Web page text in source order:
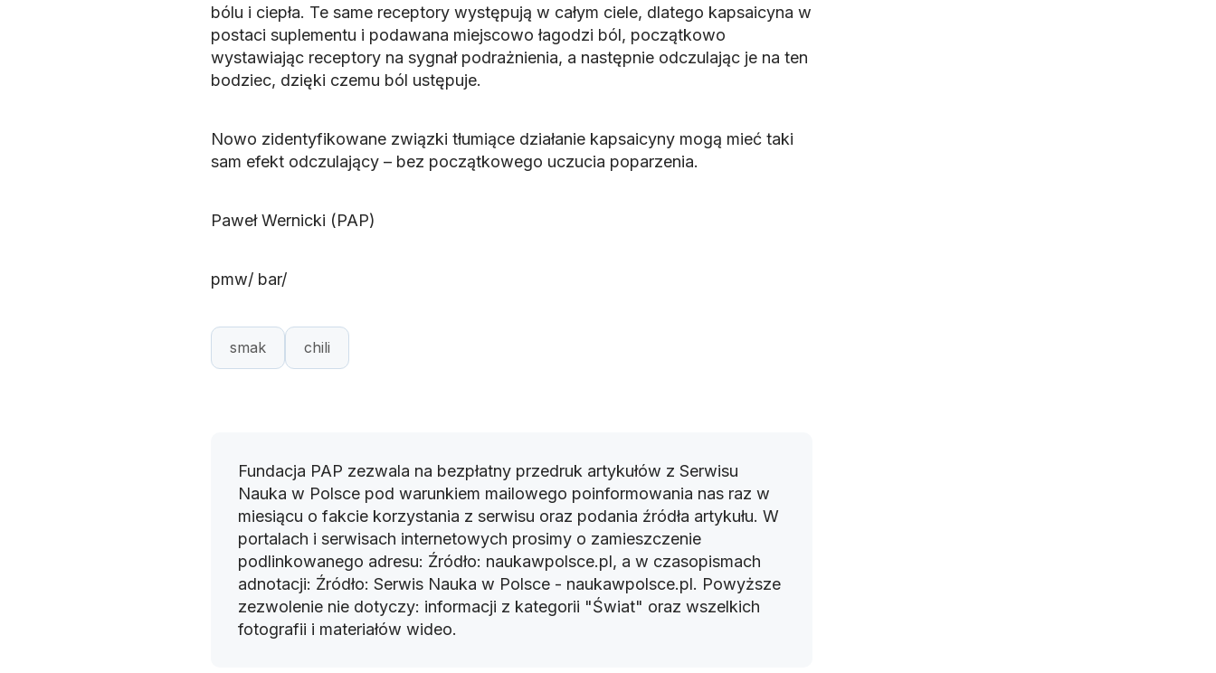
bólu i ciepła. Te same receptory występują w całym ciele, dlatego kapsaicyna w
postaci suplementu i podawana miejscowo łagodzi ból, początkowo
wystawiając receptory na sygnał podrażnienia, a następnie odczulając je na ten
bodziec, dzięki czemu ból ustępuje.
Nowo zidentyfikowane związki tłumiące działanie kapsaicyny mogą mieć taki
sam efekt odczulający – bez początkowego uczucia poparzenia.
Paweł Wernicki (PAP)
pmw/ bar/
smak chili
Fundacja PAP zezwala na bezpłatny przedruk artykułów z Serwisu
Nauka w Polsce pod warunkiem mailowego poinformowania nas raz w
miesiącu o fakcie korzystania z serwisu oraz podania źródła artykułu. W
portalach i serwisach internetowych prosimy o zamieszczenie
podlinkowanego adresu: Źródło: naukawpolsce.pl, a w czasopismach
adnotacji: Źródło: Serwis Nauka w Polsce - naukawpolsce.pl. Powyższe
zezwolenie nie dotyczy: informacji z kategorii "Świat" oraz wszelkich
fotografii i materiałów wideo.